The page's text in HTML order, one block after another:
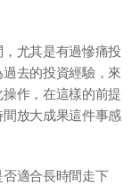
尤其是有過慘痛投
去的投資經驗，來
作，在這樣的前提
放大成果這件事感
適合長時間走下